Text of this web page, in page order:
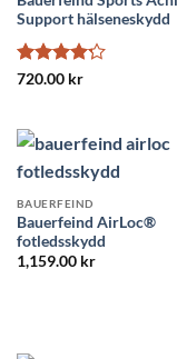
Support hälseneskydd
Betygsatt
720.00 kr
BAUERFEIND
Bauerfeind AirLoc®
fotledsskydd
1,159.00 kr